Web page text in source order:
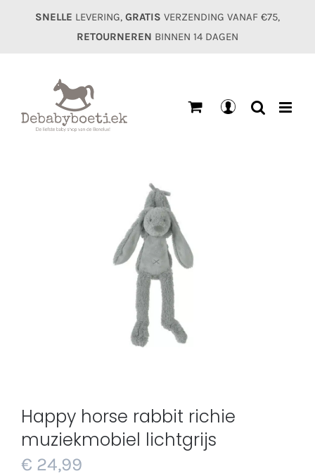
SNELLE LEVERING, GRATIS VERZENDING VANAF €75,
RETOURNEREN BINNEN 14 DAGEN
Happy horse rabbit richie
muziekmobiel lichtgrijs
€ 24,99